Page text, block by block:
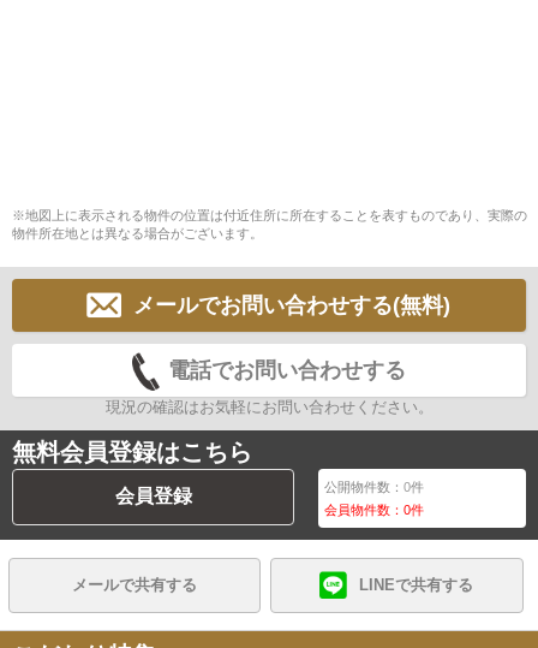
※地図上に表示される物件の位置は付近住所に所在することを表すものであり、実際の
物件所在地とは異なる場合がございます。
メールでお問い合わせする(無料)
電話でお問い合わせする
現況の確認はお気軽にお問い合わせください。
無料会員登録はこちら
会員登録 公開物件数：0件
会員物件数：0件
メールで共有する LINEで共有する